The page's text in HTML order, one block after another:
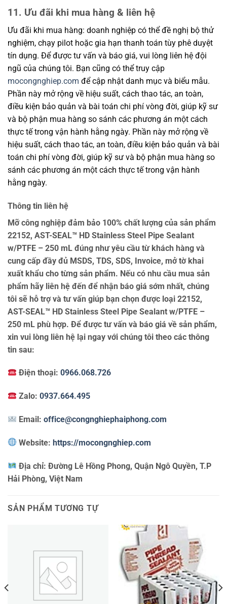
11. Ưu đãi khi mua hàng & liên hệ
Ưu đãi khi mua hàng: doanh nghiệp có thể đề nghị bộ thử
nghiệm, chạy pilot hoặc gia hạn thanh toán tùy phê duyệt
tín dụng. Để được tư vấn và báo giá, vui lòng liên hệ đội
ngũ của chúng tôi. Bạn cũng có thể truy cập
mocongnghiep.com để cập nhật danh mục và biểu mẫu.
Phần này mở rộng về hiệu suất, cách thao tác, an toàn,
điều kiện bảo quản và bài toán chi phí vòng đời, giúp kỹ sư
và bộ phận mua hàng so sánh các phương án một cách
thực tế trong vận hành hằng ngày. Phần này mở rộng về
hiệu suất, cách thao tác, an toàn, điều kiện bảo quản và bài
toán chi phí vòng đời, giúp kỹ sư và bộ phận mua hàng so
sánh các phương án một cách thực tế trong vận hành
hằng ngày.
Thông tin liên hệ
Mỡ công nghiệp đảm bảo 100% chất lượng của sản phẩm
22152, AST-SEAL™ HD Stainless Steel Pipe Sealant
w/PTFE – 250 mL đúng như yêu cầu từ khách hàng và
cung cấp đầy đủ MSDS, TDS, SDS, Invoice, mở tờ khai
xuất khẩu cho từng sản phẩm. Nếu có nhu cầu mua sản
phẩm hãy liên hệ đến để nhận báo giá sớm nhất, chúng
tôi sẽ hỗ trợ và tư vấn giúp bạn chọn được loại 22152,
AST-SEAL™ HD Stainless Steel Pipe Sealant w/PTFE –
250 mL phù hợp. Để được tư vấn và báo giá về sản phẩm,
xin vui lòng liên hệ lại ngay với chúng tôi theo các thông
tin sau:
Điện thoại:0966.068.726
Zalo:0937.664.495
Email:office@congnghiephaiphong.com
Website:https://mocongnghiep.com
Địa chỉ:Đường Lê Hồng Phong, Quận Ngô Quyền, T.P
Hải Phòng, Việt Nam
SẢN PHẨM TƯƠNG TỰ